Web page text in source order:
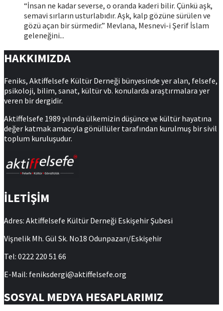
“İnsan ne kadar severse, o oranda kaderi bilir. Çünkü aşk,
semavi sırların usturlabıdır. Aşk, kalp gözüne sürülen ve
gözü açan bir sürmedir.” Mevlana, Mesnevi-i Şerif İslam
geleneğini...
HAKKIMIZDA
Feniks, Aktiffelsefe Kültür Derneği bünyesinde yer alan, felsefe,
psikoloji, bilim, sanat, kültür vb. konularda araştırmalara yer
veren bir dergidir.
Aktiffelsefe 1989 yılında ülkemizin düşünce ve kültür hayatına
değer katmak amacıyla gönüllüler tarafından kurulmuş bir sivil
toplum kuruluşudur.
İLETİŞİM
Adres: Aktiffelsefe Kültür Derneği Eskişehir Şubesi
Vişnelik Mh. Gül Sk. No18 Odunpazarı/Eskişehir
Tel: 0222 220 51 66
E-Mail: feniksdergi@aktiffelsefe.org
SOSYAL MEDYA HESAPLARIMIZ